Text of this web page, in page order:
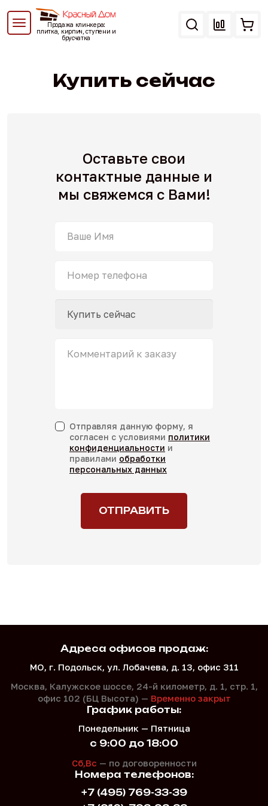
Перейти
основному
Продажа клинкера:
плитка, кирпич, ступени и
брусчатка
Купить сейчас
Оставьте свои
контактные данные и
мы свяжемся с Вами!
Имя
телефона
товар
к
заказу
Отправляя данную форму, я
согласен с условиями политики
конфиденциальности и
правилами обработки
персональных данных
confidencial
*
ОТПРАВИТЬ
Адреса офисов продаж:
МО, г. Подольск, ул. Лобачева, д. 13, офис 311
Москва, Калужское шоссе, 24-й километр, д. 1, стр. 1,
офис 102 (БЦ Высота) — Временно закрыт
Номера телефонов:
+7 (495) 769-33-39
График работы:
Понедельник — Пятница
с 9:00 до 18:00
Сб,Вс — по договоренности